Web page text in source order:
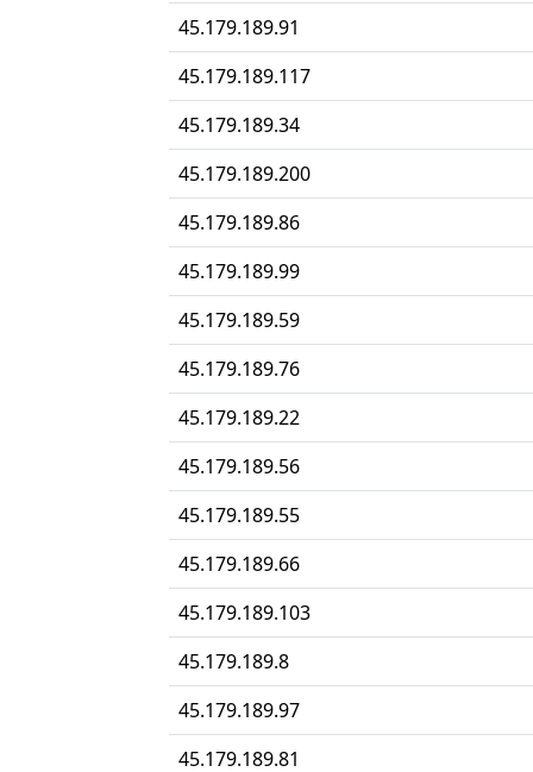
45.179.189.91
45.179.189.117
45.179.189.34
45.179.189.200
45.179.189.86
45.179.189.99
45.179.189.59
45.179.189.76
45.179.189.22
45.179.189.56
45.179.189.55
45.179.189.66
45.179.189.103
45.179.189.8
45.179.189.97
45.179.189.81